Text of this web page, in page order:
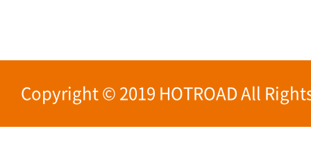
Copyright © 2019 HOTROAD All